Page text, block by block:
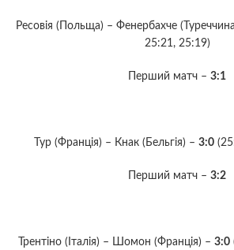
Ресовія (Польща) – Фенербахче
25:21, 25:19)
Перший матч – 3:1
Тур (Франція) – Кнак (Бельгія) – 3:0
Перший матч – 3:2
Трентіно (Італія) – Шомон (Франція) – 3:0